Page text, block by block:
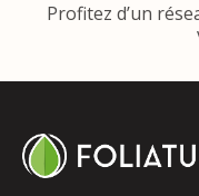
Profitez d’un